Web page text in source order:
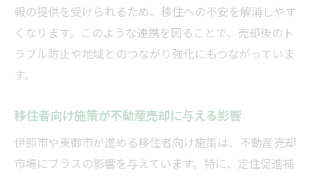
報の提供を受けられるため、移住への不安を解消しやす
くなります。このような連携を図ることで、売却後のト
ラブル防止や地域とのつながり強化にもつながっていま
す。
移住者向け施策が不動産売却に与える影響
伊那市や東御市が進める移住者向け施策は、不動産売却
市場にプラスの影響を与えています。特に、定住促進補